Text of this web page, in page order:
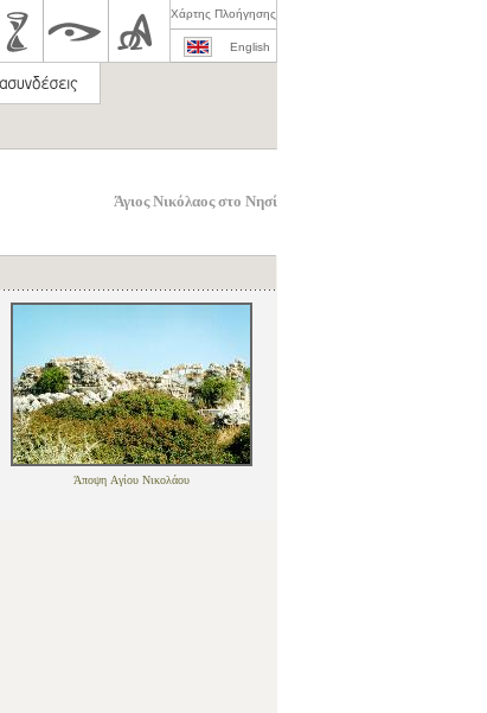
Χάρτης Πλοήγησης
English
Άγιος Νικόλαος στο Νησί
Άποψη Aγίου Νικολάου